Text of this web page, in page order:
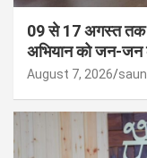
09 से 17 अगस्त तक
अभियान को जन-जन
August 7, 2026